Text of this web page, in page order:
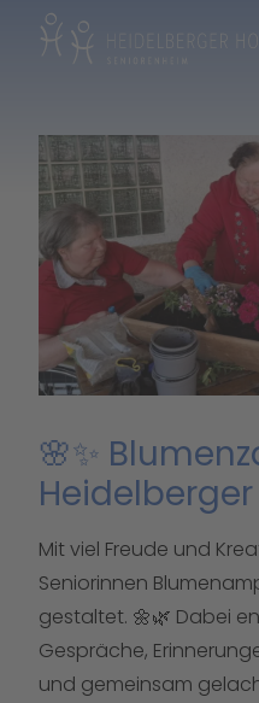
🌸✨
Heidelberger
Mit viel Freude und
Seniorinnen
gestaltet. 🌼🌿 Dabei
Gespräche,
und gemeinsam